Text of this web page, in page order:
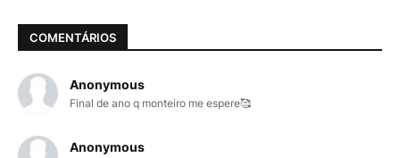
COMENTÁRIOS
Anonymous
Final de ano q monteiro me espere🥰
Anonymous